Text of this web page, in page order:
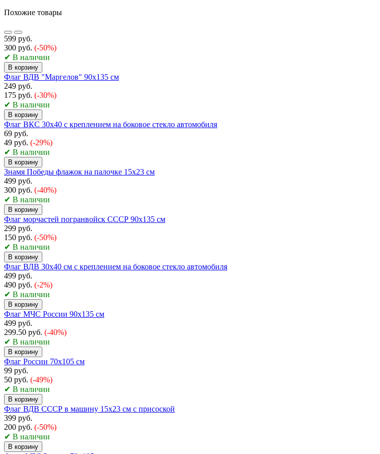
Похожие товары
599 руб.
300 руб. (-50%)
✔ В наличии
В корзину
Флаг ВДВ "Маргелов" 90х135 см
249 руб.
175 руб. (-30%)
✔ В наличии
В корзину
Флаг ВКС 30х40 с креплением на боковое стекло автомобиля
69 руб.
49 руб. (-29%)
✔ В наличии
В корзину
Знамя Победы флажок на палочке 15х23 см
499 руб.
300 руб. (-40%)
✔ В наличии
В корзину
Флаг морчастей погранвойск СССР 90х135 см
299 руб.
150 руб. (-50%)
✔ В наличии
В корзину
Флаг ВДВ 30x40 см с креплением на боковое стекло автомобиля
499 руб.
490 руб. (-2%)
✔ В наличии
В корзину
Флаг МЧС России 90х135 см
499 руб.
299.50 руб. (-40%)
✔ В наличии
В корзину
Флаг России 70x105 см
99 руб.
50 руб. (-49%)
✔ В наличии
В корзину
Флаг ВДВ СССР в машину 15x23 см с присоской
399 руб.
200 руб. (-50%)
✔ В наличии
В корзину